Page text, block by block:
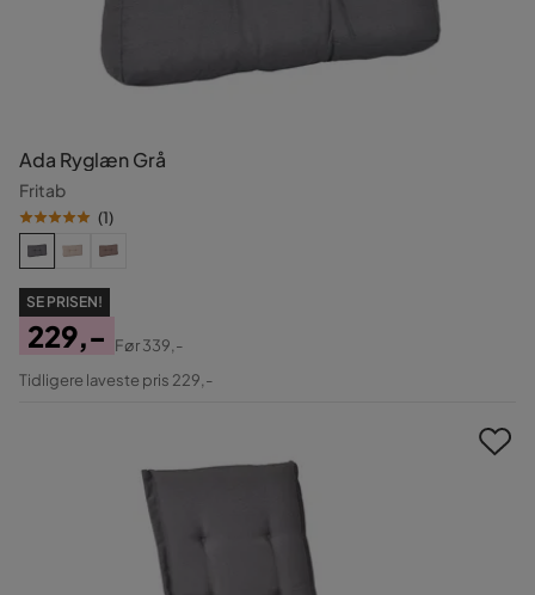
Ada Ryglæn Grå
Fritab
(1)
SE PRISEN!
Pris
229,-
Original
Før339,-
Tidligere laveste pris 229,-